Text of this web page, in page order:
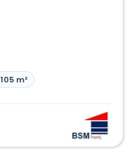
105 m²